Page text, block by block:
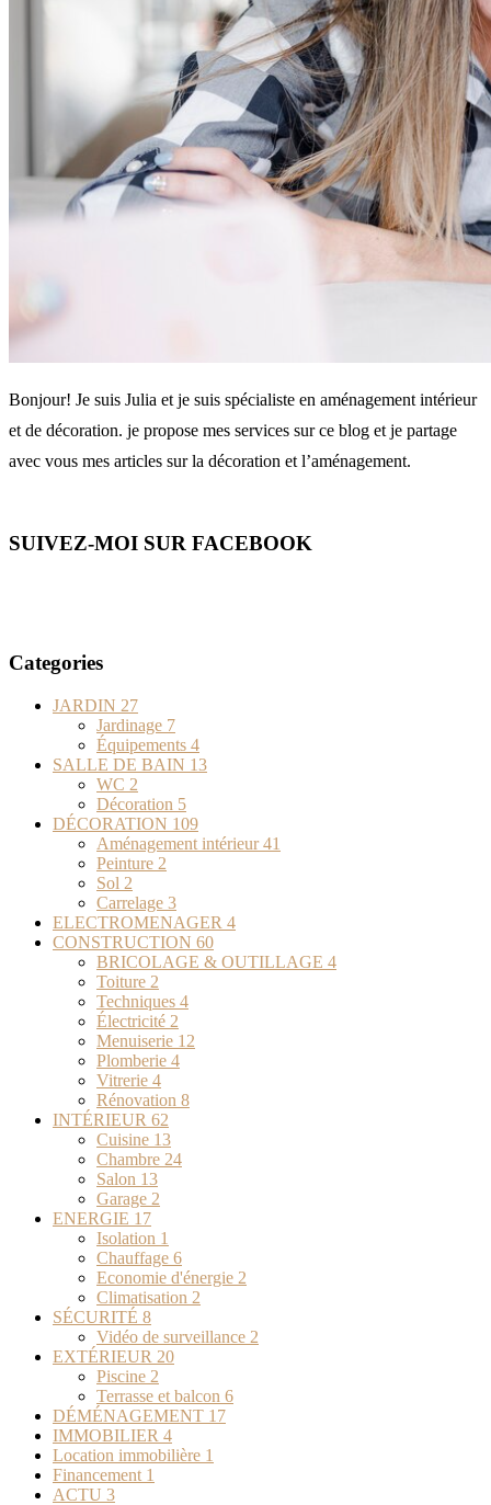
Bonjour! Je suis Julia et je suis spécialiste en aménagement intérieur
et de décoration. je propose mes services sur ce blog et je partage
avec vous mes articles sur la décoration et l’aménagement.
SUIVEZ-MOI SUR FACEBOOK
Categories
JARDIN 27
Jardinage 7
Équipements 4
SALLE DE BAIN 13
WC 2
Décoration 5
DÉCORATION 109
Aménagement intérieur41
Peinture 2
Sol 2
Carrelage 3
ELECTROMENAGER 4
CONSTRUCTION 60
BRICOLAGE & OUTILLAGE 4
Toiture 2
Techniques 4
Électricité 2
Menuiserie 12
Plomberie 4
Vitrerie 4
Rénovation 8
INTÉRIEUR 62
Cuisine 13
Chambre 24
Salon 13
Garage 2
ENERGIE 17
Isolation 1
Chauffage 6
Economie d'énergie 2
Climatisation 2
SÉCURITÉ 8
Vidéo de surveillance 2
EXTÉRIEUR 20
Piscine 2
Terrasse et balcon 6
DÉMÉNAGEMENT 17
IMMOBILIER 4
Location immobilière 1
Financement 1
ACTU 3